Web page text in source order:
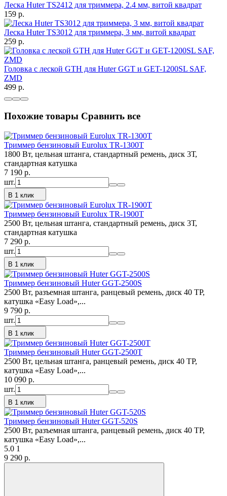
Леска Huter TS2412 для триммера, 2.4 мм, витой квадрат
159 p.
Леска Huter TS3012 для триммера, 3 мм, витой квадрат
259 p.
Головка с леской GTH для Huter GGT и GET-1200SL SAF,
ZMD
499 p.
Похожие товары Сравнить все
Триммер бензиновый Eurolux TR-1300T
1800 Вт, цельная штанга, стандартный ремень, диск 3Т,
стандартная катушка
7 190 p.
шт.
В 1 клик
Триммер бензиновый Eurolux TR-1900T
2500 Вт, цельная штанга, стандартный ремень, диск 3Т,
стандартная катушка
7 290 p.
шт.
В 1 клик
Триммер бензиновый Huter GGT-2500S
2500 Вт, разъемная штанга, ранцевый ремень, диск 40 ТР,
катушка «Easy Load»,...
9 790 p.
шт.
В 1 клик
Триммер бензиновый Huter GGT-2500T
2500 Вт, цельная штанга, ранцевый ремень, диск 40 ТР,
катушка «Easy Load»,...
10 090 p.
шт.
В 1 клик
Триммер бензиновый Huter GGT-520S
2500 Вт, разъемная штанга, ранцевый ремень, диск 40 ТР,
катушка «Easy Load»,...
5.0 1
9 290 p.